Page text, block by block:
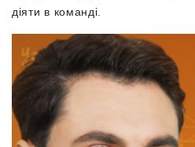
діяти в команді.